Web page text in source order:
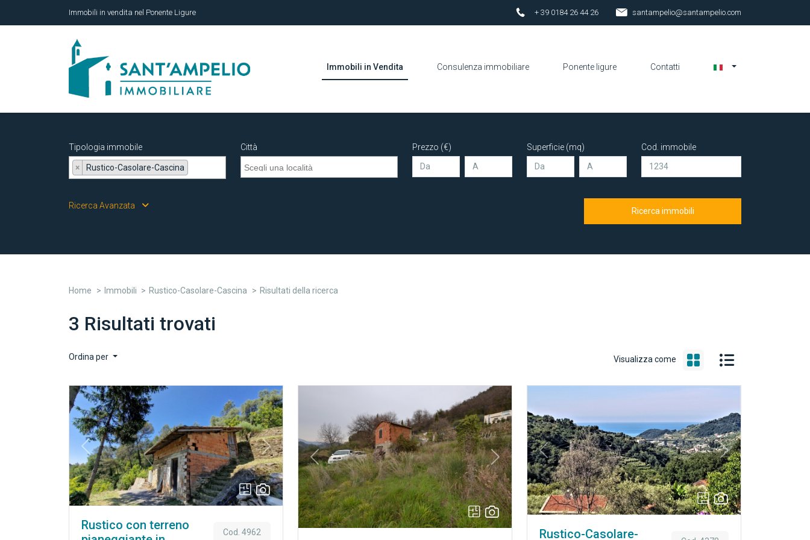
Immobili in vendita nel Ponente Ligure + 39 0184 26 44 26 santampelio@santampelio.com
Immobili in Vendita Consulenza immobiliare Ponente ligure Contatti
Tipologia immobile
× Rustico-Casolare-Cascina
Città Prezzo (€) Superficie (mq) Cod. immobile
Ricerca Avanzata
Ricerca immobili
Home Immobili Rustico-Casolare-Cascina Risultati della ricerca
3 Risultati trovati
Ordina per Visualizza come
Previous Next
Rustico con terreno
Cod. 4962
Previous Next
Previous Next
Rustico-Casolare-